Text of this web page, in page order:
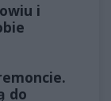
i
do